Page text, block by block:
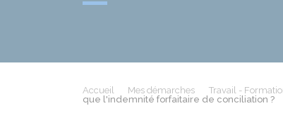
Accueil Mes démarches Travail -
que l'indemnité forfaitaire de conciliation ?